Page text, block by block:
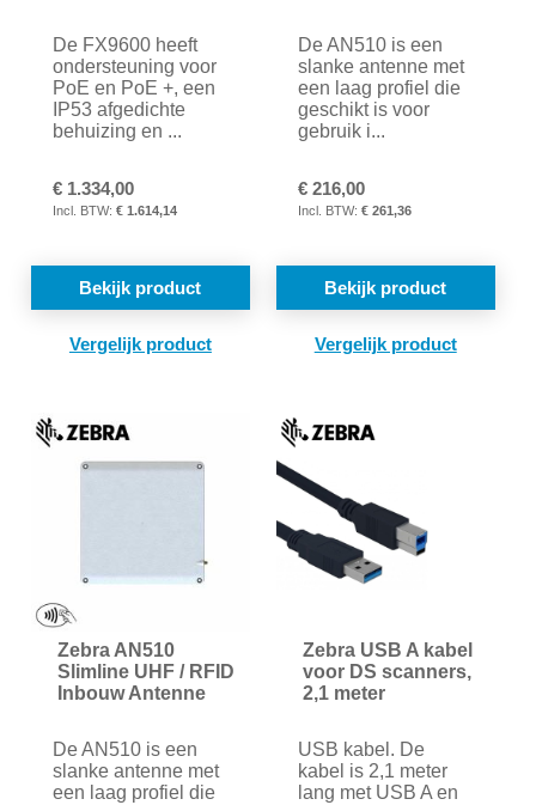
De FX9600 heeft
ondersteuning voor
PoE en PoE +, een
IP53 afgedichte
behuizing en ...
€ 1.334,00
€ 1.614,14
Bekijk product
TOEVOEGEN
VERGELIJKEN
De AN510 is een
slanke antenne met
een laag profiel die
geschikt is voor
gebruik i...
€ 216,00
€ 261,36
Bekijk product
Zebra AN510
Slimline UHF / RFID
Inbouw Antenne
De AN510 is een
slanke antenne met
een laag profiel die
Zebra USB A kabel
voor DS scanners,
2,1 meter
USB kabel. De
kabel is 2,1 meter
lang met USB A en